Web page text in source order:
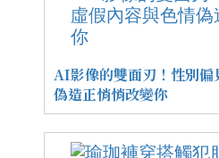
AI影像的雙面刃！性別偏
偽造正悄悄改變你